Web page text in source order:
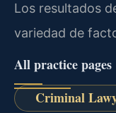
Los resultados
variedad de
All practice pages
Criminal